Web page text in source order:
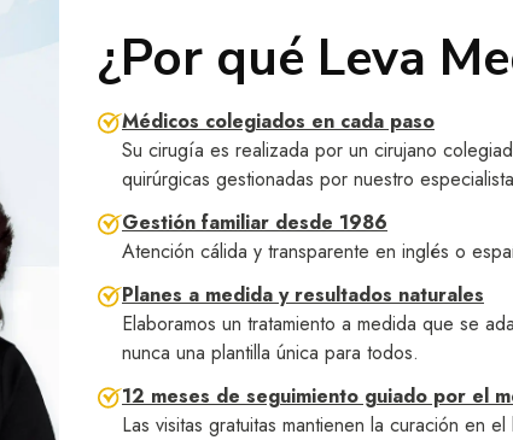
¿Por qué Leva
Médicos colegiados en cada paso
Su cirugía es realizada por un cirujano
quirúrgicas gestionadas por nuestro
Gestión familiar desde 1986
Atención cálida y transparente en inglés o
Planes a medida y resultados naturales
Elaboramos un tratamiento a medida que se
nunca una plantilla única para todos.
12 meses de seguimiento guiado por el
Las visitas gratuitas mantienen la curación en el